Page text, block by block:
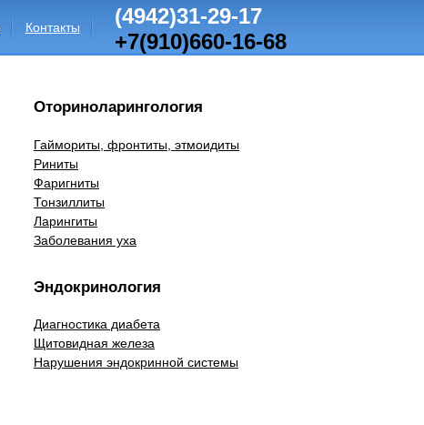
Оториноларингология
Гаймориты, фронтиты, этмоидиты
Риниты
Фаригниты
Тонзиллиты
Ларингиты
Заболевания уха
Эндокринология
Диагностика диабета
Щитовидная железа
Нарушения эндокринной системы
Контакты
(4942)31-29-17
+7(910)660-16-68